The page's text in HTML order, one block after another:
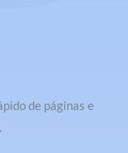
de páginas e